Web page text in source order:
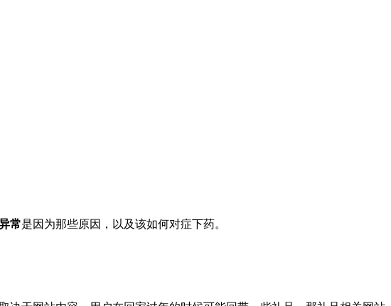
常是因为那些原因，以及该如何对症下药。